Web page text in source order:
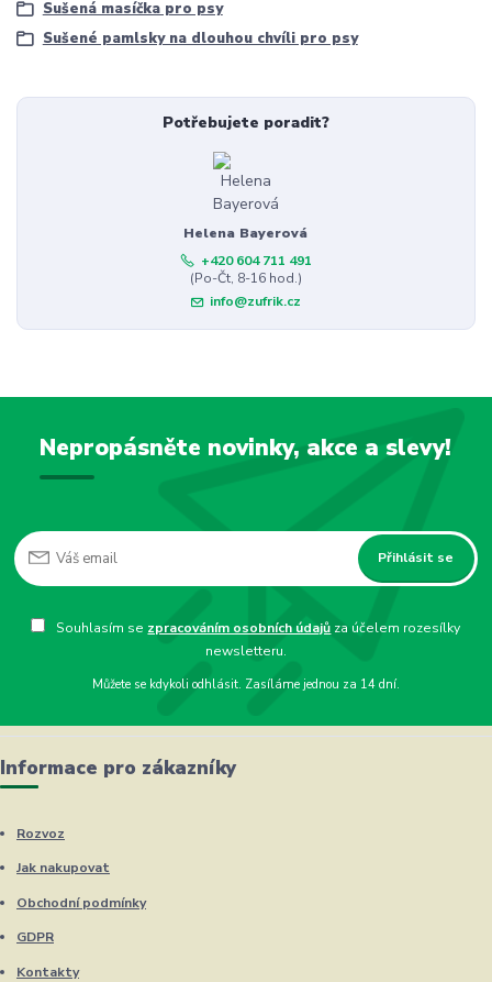
Sušená masíčka pro psy
Sušené pamlsky na dlouhou chvíli pro psy
Potřebujete poradit?
Helena Bayerová
+420 604 711 491
(Po-Čt, 8-16 hod.)
info@zufrik.cz
Nepropásněte novinky, akce a slevy!
Přihlásit se
Souhlasím se zpracováním osobních údajů za účelem rozesílky
newsletteru.
Můžete se kdykoli odhlásit. Zasíláme jednou za 14 dní.
Informace pro zákazníky
Rozvoz
Jak nakupovat
Obchodní podmínky
GDPR
Kontakty